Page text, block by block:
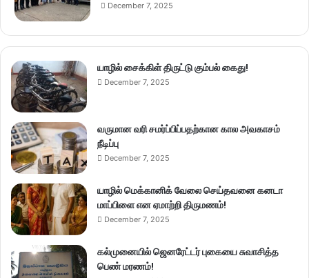
December 7, 2025
யாழில் சைக்கிள் திருட்டு கும்பல் கைது!
December 7, 2025
வருமான வரி சமர்ப்பிப்பதற்கான கால அவகாசம்
நீடிப்பு
December 7, 2025
யாழில் மெக்கானிக் வேலை செய்தவனை கனடா
மாப்பிளை என ஏமாற்றி திருமணம்!
December 7, 2025
கல்முனையில் ஜெனரேட்டர் புகையை சுவாசித்த
பெண் மரணம்!